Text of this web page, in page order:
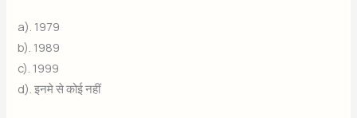
a). 1979
b). 1989
c). 1999
d). इनमे से कोई नहीं